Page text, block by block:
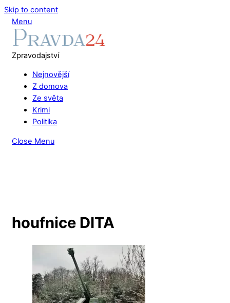
Skip to content
Menu
Zpravodajství
Nejnovější
Z domova
Ze světa
Krimi
Politika
Close Menu
houfnice DITA